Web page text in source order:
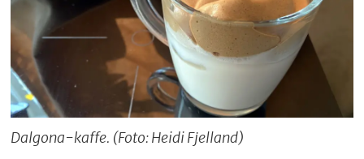
Dalgona-kaffe. (Foto: Heidi Fjelland)